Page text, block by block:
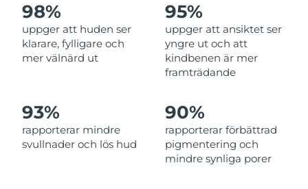
98%
uppger att huden ser
klarare, fylligare och
mer välnärd ut
95%
uppger att ansiktet ser
yngre ut och att
kindbenen är mer
framträdande
93%
rapporterar mindre
svullnader och lös hud
90%
rapporterar förbättrad
pigmentering och
mindre synliga porer
Qatar Förväntad leverans 8/10/26
Réunion Förväntad leverans8/14/26
Ryssland Förväntad leverans
Förväntad leverans